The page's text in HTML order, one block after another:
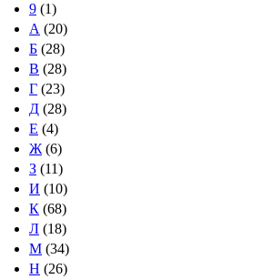
9 (1)
А (20)
Б (28)
В (28)
Г (23)
Д (28)
Е (4)
Ж (6)
З (11)
И (10)
К (68)
Л (18)
М (34)
Н (26)